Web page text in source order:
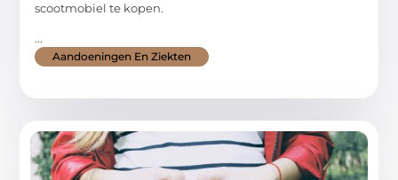
scootmobiel te kopen.
...
Aandoeningen En Ziekten